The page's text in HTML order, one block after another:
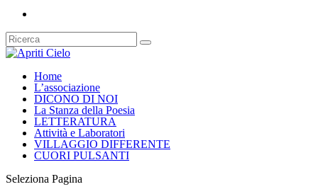
Home
L’associazione
DICONO DI NOI
La Stanza della Poesia
LETTERATURA
Attività e Laboratori
VILLAGGIO DIFFERENTE
CUORI PULSANTI
Seleziona Pagina